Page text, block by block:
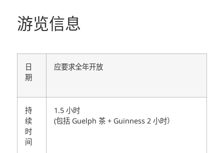
游览信息
日
期
应要求全年开放
持
续
时
间
1.5 小时
(包括 Guelph 茶 + Guinness 2 小时）